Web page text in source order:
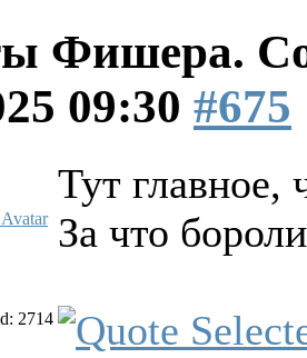
Фишера.
09:30 #675
2714
Тут главное,
За что